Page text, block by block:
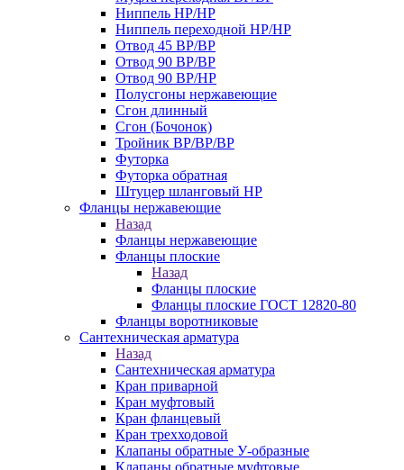
Ниппель НР/НР
Ниппель переходной НР/НР
Отвод 45 ВР/ВР
Отвод 90 ВР/ВР
Отвод 90 ВР/НР
Полусгоны нержавеющие
Сгон длинный
Сгон (Бочонок)
Тройник ВР/ВР/ВР
Футорка
Футорка обратная
Штуцер шланговый НР
Фланцы нержавеющие
Назад
Фланцы нержавеющие
Фланцы плоские
Назад
Фланцы плоские
Фланцы плоские ГОСТ 12820-80
Фланцы воротниковые
Сантехническая арматура
Назад
Сантехническая арматура
Кран приварной
Кран муфтовый
Кран фланцевый
Кран трехходовой
Клапаны обратные У-образные
Клапаны обратные муфтовые